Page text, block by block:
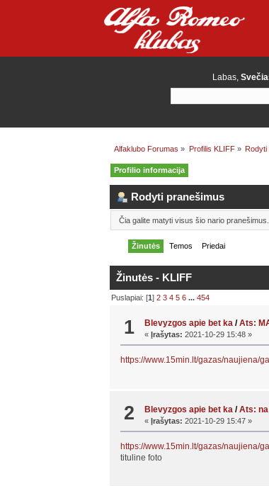
Labas,
Alfaklubo Forumas » Profilis KLIFF» Rodyti
Profilio informacija
Rodyti pranešimus
Čia galite matyti visus šio nario
Žinutės Temos Priedai
Žinutės - KLIFF
Puslapiai: [1]2 3 4 5 6 ...454
1 Blevyzgos apie bet ka /Ats:
« Įrašytas: 2021-10-29 15:48 »
https://www.15min.lt/gazas/naujiena/
2 Blevyzgos apie bet ka /Ats:
«Įrašytas: 2021-10-29 15:47 »
https://www.15min.lt/gazas/naujiena/
tituline foto